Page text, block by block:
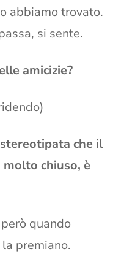
abbiamo trovato.
si sente.
amicizie?
che il
chiuso, è
quando
premiano.